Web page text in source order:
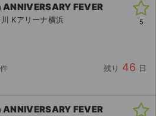
FEVER
Kアリーナ横浜
残り 46 日
5
FEVER